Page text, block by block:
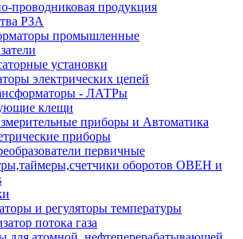
проводниковая продукция
РЗА
промышленные
установки
электрических цепей
- ЛАТРы
клещи
приборы и Автоматика
приборы
первичные
оборотов ОВЕН и
и регуляторы температуры
потока газа